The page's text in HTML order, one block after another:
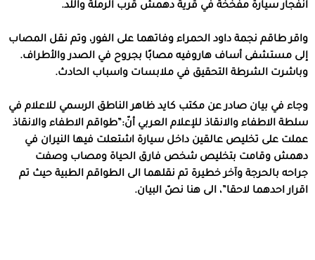
انفجار سيارة مفخخة في قرية دهمش قرب الرملة واللد.
واقر طاقم نجمة داود الحمراء وفاتهما على الفور، وتم نقل المصاب
إلى مستشفى أساف هاروفيه مصابًا بجروح في الصدر والأطراف.
وباشرت الشرطة التحقيق في ملابسات واسباب الحادث.
وجاء في بيان صادر عن مكتب كايد ظاهر الناطق الرسمي للاعلام في
سلطة الاطفاء والانقاذ للإعلام العربي أنّ:”طواقم الاطفاء والانقاذ
عملت على تخليص عالقين داخل سيارة اشتعلت فيها النيران في
دهمش وقامت بتخليص شخص فارق الحياة ومصاب وصفت
جراحه بالحرجة وآخر خطيرة تم نقلهما الى الطواقم الطبية حيث تم
اقرار احدهما لاحقا”، الى هنا نصّ البيان.